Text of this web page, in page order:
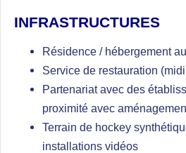
INFRASTRUCTURES
Résidence / hébergement
Service de restauration
Partenariat avec des
proximité avec
Terrain de hockey
installations vidéos